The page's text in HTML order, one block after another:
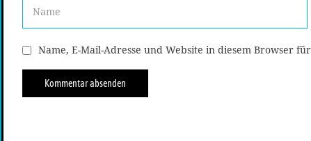
Name, E-Mail-Adresse und Website in diesem Browser